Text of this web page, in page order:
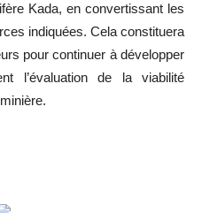
Kada, en convertissant les
indiquées. Cela constituera
pour continuer à développer
l’évaluation de la viabilité